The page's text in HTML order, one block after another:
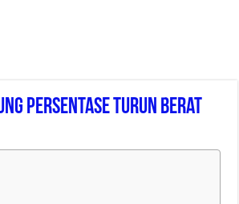
Persentase Turun Berat